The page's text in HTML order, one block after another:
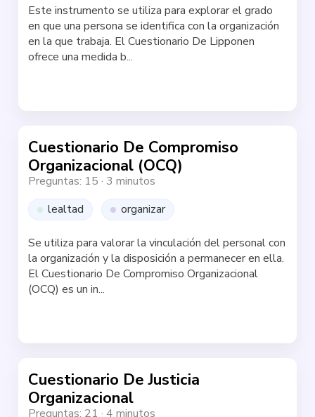
Este instrumento se utiliza para explorar el grado
en que una persona se identifica con la organización
en la que trabaja. El Cuestionario De Lipponen
ofrece una medida b...
Cuestionario De Compromiso
Organizacional (OCQ)
Preguntas: 15 · 3 minutos
lealtad
organizar
Se utiliza para valorar la vinculación del personal con
la organización y la disposición a permanecer en ella.
El Cuestionario De Compromiso Organizacional
(OCQ) es un in...
Cuestionario De Justicia
Organizacional
Preguntas: 21 ·4 minutos